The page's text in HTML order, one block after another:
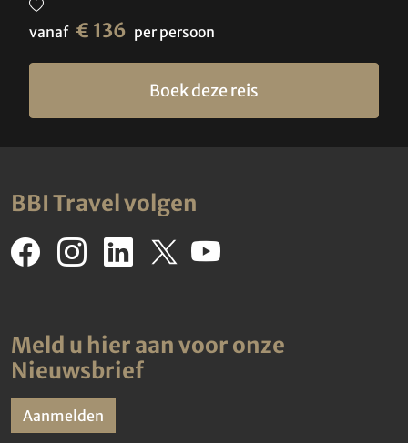
vanaf € 136 per persoon
Boek deze reis
BBI Travel volgen
Meld u hier aan voor onze
Nieuwsbrief
Aanmelden